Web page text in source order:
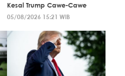
Kesal Trump Cawe-Cawe
05/08/2026 15:21 WIB